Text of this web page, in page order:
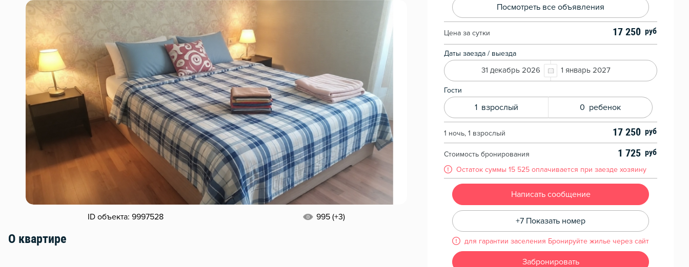
ID объекта: 9997528 995 (+3)
О квартире
Посмотреть все объявления
Цена за сутки 17 250
Даты заезда / выезда
31 декабрь 2026 1 январь 2027
Гости
1 взрослый 0 ребенок
1 ночь, 1 взрослый 17 250
Стоимость бронирования 1 725
Остаток суммы 15 525 оплачивается при заезде хозяину
Написать сообщение
+7 Показать номер
для гарантии заселения Бронируйте жилье через сайт
Забронировать